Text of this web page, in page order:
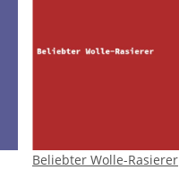
Beliebter Wolle-Rasierer